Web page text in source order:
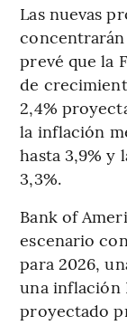
Las nuevas
concentrarán
prevé que la
de
2,4%
la inflación
hasta 3,9% y
3,3%.
Bank of
escenario
para 2026,
una inflación
proyectado